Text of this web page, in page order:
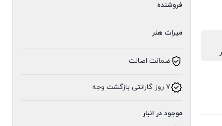
فروشنده
میراث هنر
ضمانت اصالت
7 روز گارانتی بازگشت وجه
موجود در انبار